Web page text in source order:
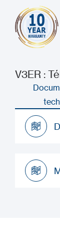
V3ER :